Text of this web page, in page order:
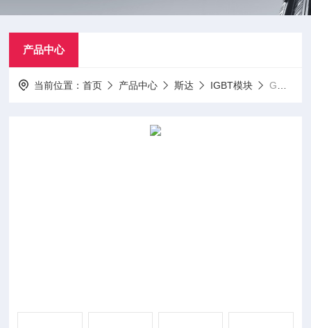
产品中心
当前位置：首页 产品中心 斯达 IGBT模块 GD200HFT120C8SN斯达整IGBT模块SiC模块PM模块